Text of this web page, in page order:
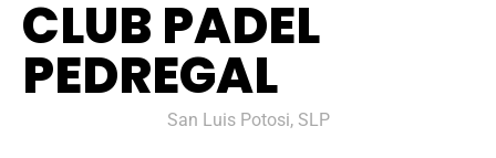
CLUB PADEL
PEDREGAL
San Luis Potosi, SLP